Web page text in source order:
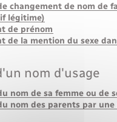
changement de nom de
légitime)
de prénom
de la mention du sexe
nom d'usage
nom de sa femme ou de
nom des parents par une